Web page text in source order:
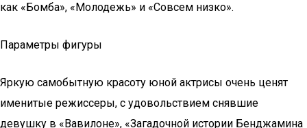
как «Бомба», «Молодежь» и «Совсем низко».
Параметры фигуры
Яркую самобытную красоту юной актрисы очень ценят
именитые режиссеры, с удовольствием снявшие
девушку в «Вавилоне», «Загадочной истории Бенджамина